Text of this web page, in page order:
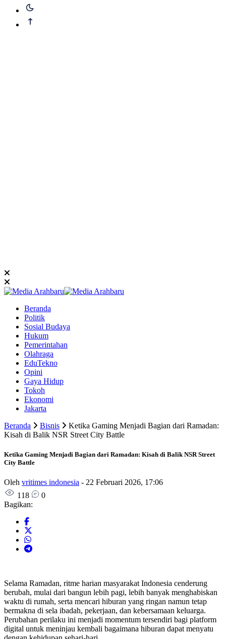
Beranda
Politik
Sosial Budaya
Hukum
Pemerintahan
Olahraga
EduTekno
Opini
Gaya Hidup
Tokoh
Ekonomi
Jakarta
Beranda
Bisnis
Ketika Gaming Menjadi Bagian dari Ramadan:
Kisah di Balik NSR Street City Battle
Ketika Gaming Menjadi Bagian dari Ramadan: Kisah di Balik NSR Street
City Battle
Oleh vritimes indonesia - 22 Februari 2026, 17:06
118
0
Bagikan:
Selama Ramadan, ritme harian masyarakat Indonesia cenderung
berubah, mulai dari bangun lebih pagi, lebih banyak menghabiskan
waktu di rumah, serta mencari hiburan yang ringan namun tetap
bermakna di sela ibadah, pekerjaan, dan kebersamaan keluarga.
Perubahan perilaku ini menjadi momentum tersendiri bagi platform
digital untuk meninjau kembali bagaimana hiburan dapat menyatu